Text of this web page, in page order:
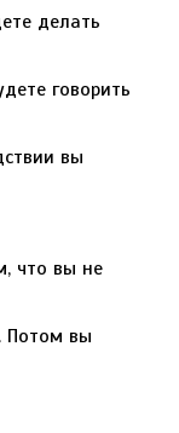
делать
говорить
вы
что вы не
Потом вы